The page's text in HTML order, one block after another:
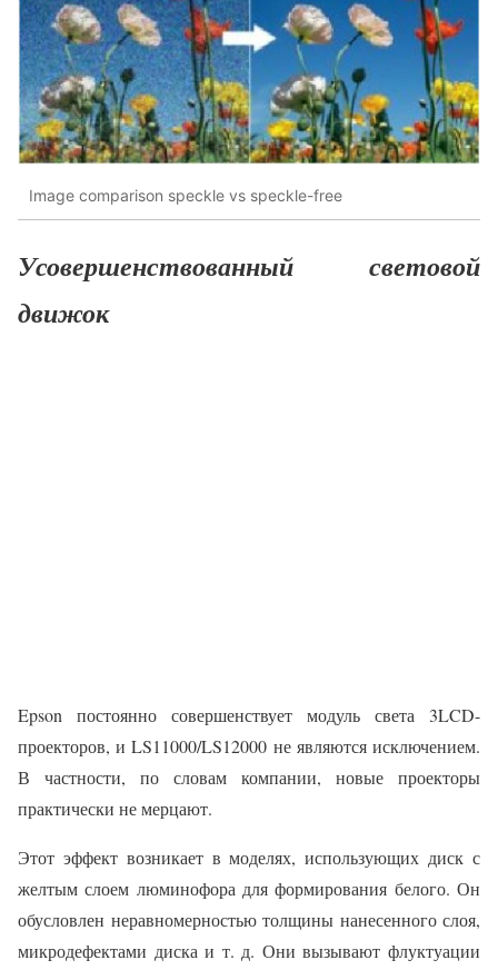
Image comparison speckle vs speckle-free
Усовершенствованный световой
движок
Epson постоянно совершенствует модуль света 3LCD-
проекторов, и LS11000/LS12000 не являются исключением.
В частности, по словам компании, новые проекторы
практически не мерцают.
Этот эффект возникает в моделях, использующих диск с
желтым слоем люминофора для формирования белого. Он
обусловлен неравномерностью толщины нанесенного слоя,
микродефектами диска и т. д. Они вызывают флуктуации